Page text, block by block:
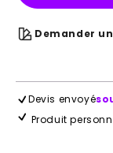
Demander
Devis envoyé
Produit